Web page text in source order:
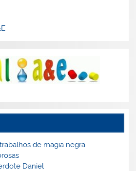
de magia negra
Daniel